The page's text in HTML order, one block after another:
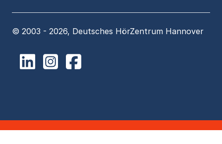
© 2003 - 2026, Deutsches HörZentrum Hannover